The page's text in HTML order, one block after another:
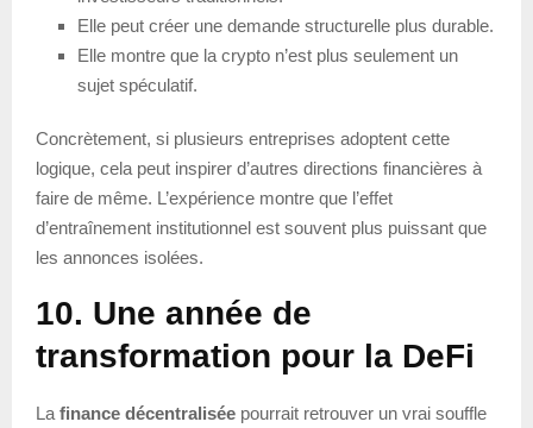
Elle peut créer une demande structurelle plus durable.
Elle montre que la crypto n’est plus seulement un
sujet spéculatif.
Concrètement, si plusieurs entreprises adoptent cette
logique, cela peut inspirer d’autres directions financières à
faire de même. L’expérience montre que l’effet
d’entraînement institutionnel est souvent plus puissant que
les annonces isolées.
10. Une année de
transformation pour la DeFi
La finance décentralisée pourrait retrouver un vrai souffle